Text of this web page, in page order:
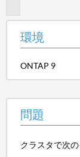
環境
ONTAP 9
問題
クラスタで次